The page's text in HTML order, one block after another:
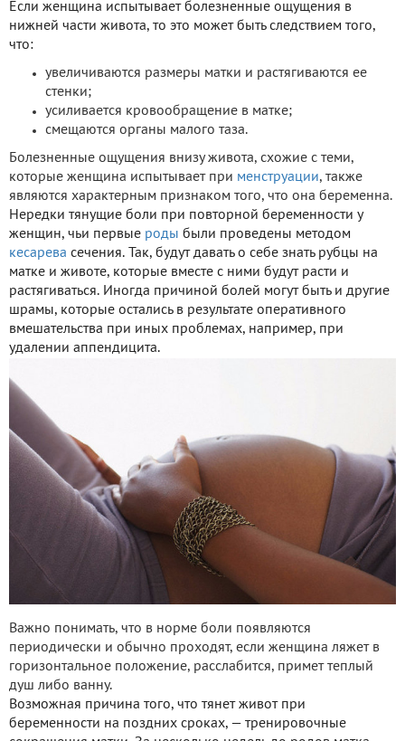
Если женщина испытывает болезненные ощущения в
нижней части живота, то это может быть следствием того,
что:
увеличиваются размеры матки и растягиваются ее
стенки;
усиливается кровообращение в матке;
смещаются органы малого таза.
Болезненные ощущения внизу живота, схожие с теми,
которые женщина испытывает при менструации, также
являются характерным признаком того, что она беременна.
Нередки тянущие боли при повторной беременности у
женщин, чьи первые роды были проведены методом
кесарева сечения. Так, будут давать о себе знать рубцы на
матке и животе, которые вместе с ними будут расти и
растягиваться. Иногда причиной болей могут быть и другие
шрамы, которые остались в результате оперативного
вмешательства при иных проблемах, например, при
удалении аппендицита.
Важно понимать, что в норме боли появляются
периодически и обычно проходят, если женщина ляжет в
горизонтальное положение, расслабится, примет теплый
душ либо ванну.
Возможная причина того, что тянет живот при
беременности на поздних сроках, — тренировочные